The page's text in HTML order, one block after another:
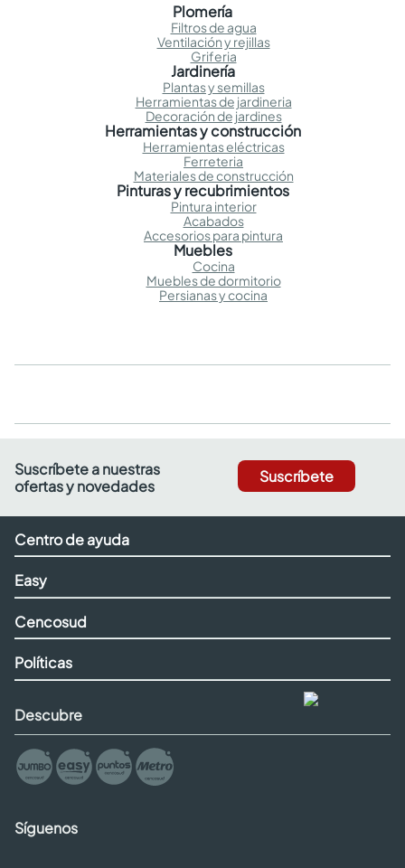
Plomería
Filtros de agua
Ventilación y rejillas
Griferia
Jardinería
Plantas y semillas
Herramientas de jardineria
Decoración de jardines
Herramientas y construcción
Herramientas eléctricas
Ferreteria
Materiales de construcción
Pinturas y recubrimientos
Pintura interior
Acabados
Accesorios para pintura
Muebles
Cocina
Muebles de dormitorio
Persianas y cocina
Suscríbete a nuestras
ofertas y novedades
Suscríbete
Centro de ayuda
Easy
Cencosud
Políticas
Descubre
Síguenos